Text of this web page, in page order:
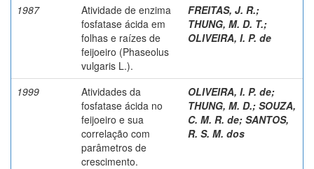
1987
Atividade de enzima
fosfatase ácida em
folhas e raízes de
feijoeiro (Phaseolus
vulgaris L.).
FREITAS, J. R.;
THUNG, M. D. T.;
OLIVEIRA, I. P. de
1999
Atividades da
fosfatase ácida no
feijoeiro e sua
correlação com
parâmetros de
crescimento.
OLIVEIRA, I. P. de;
THUNG, M. D.; SOUZA,
C. M. R. de; SANTOS,
R. S. M. dos